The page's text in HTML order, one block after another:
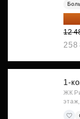
12
258
1-
ЖК